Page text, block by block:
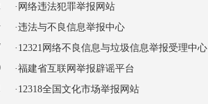
·网络违法犯罪举报网站
·违法与不良信息举报中心
·12321网络不良信息与垃圾信息举报受理中心
·福建省互联网举报辟谣平台
·12318全国文化市场举报网站